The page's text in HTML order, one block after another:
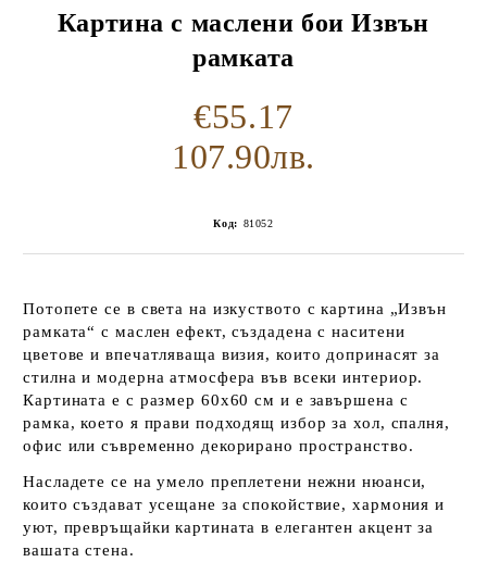
Картина с маслени бои Извън
рамката
€55.17
107.90лв.
Код: 81052
Потопете се в света на изкуството с картина „Извън
рамката“ с маслен ефект, създадена с наситени
цветове и впечатляваща визия, които допринасят за
стилна и модерна атмосфера във всеки интериор.
Картината е с размер 60х60 см и е завършена с
рамка, което я прави подходящ избор за хол, спалня,
офис или съвременно декорирано пространство.
Насладете се на умело преплетени нежни нюанси,
които създават усещане за спокойствие, хармония и
уют, превръщайки картината в елегантен акцент за
вашата стена.